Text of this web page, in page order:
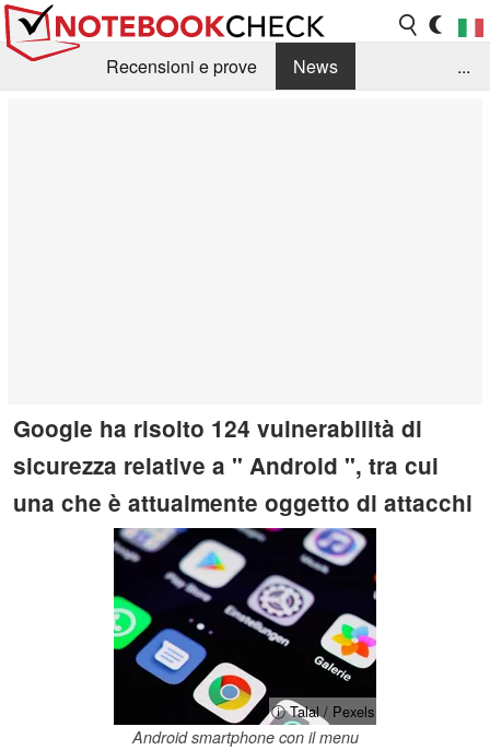
Recensioni e prove
News
...
Google ha risolto 124 vulnerabilità di
sicurezza relative a " Android ", tra cui
una che è attualmente oggetto di attacchi
ⓘ Talal / Pexels
Android smartphone con il menu